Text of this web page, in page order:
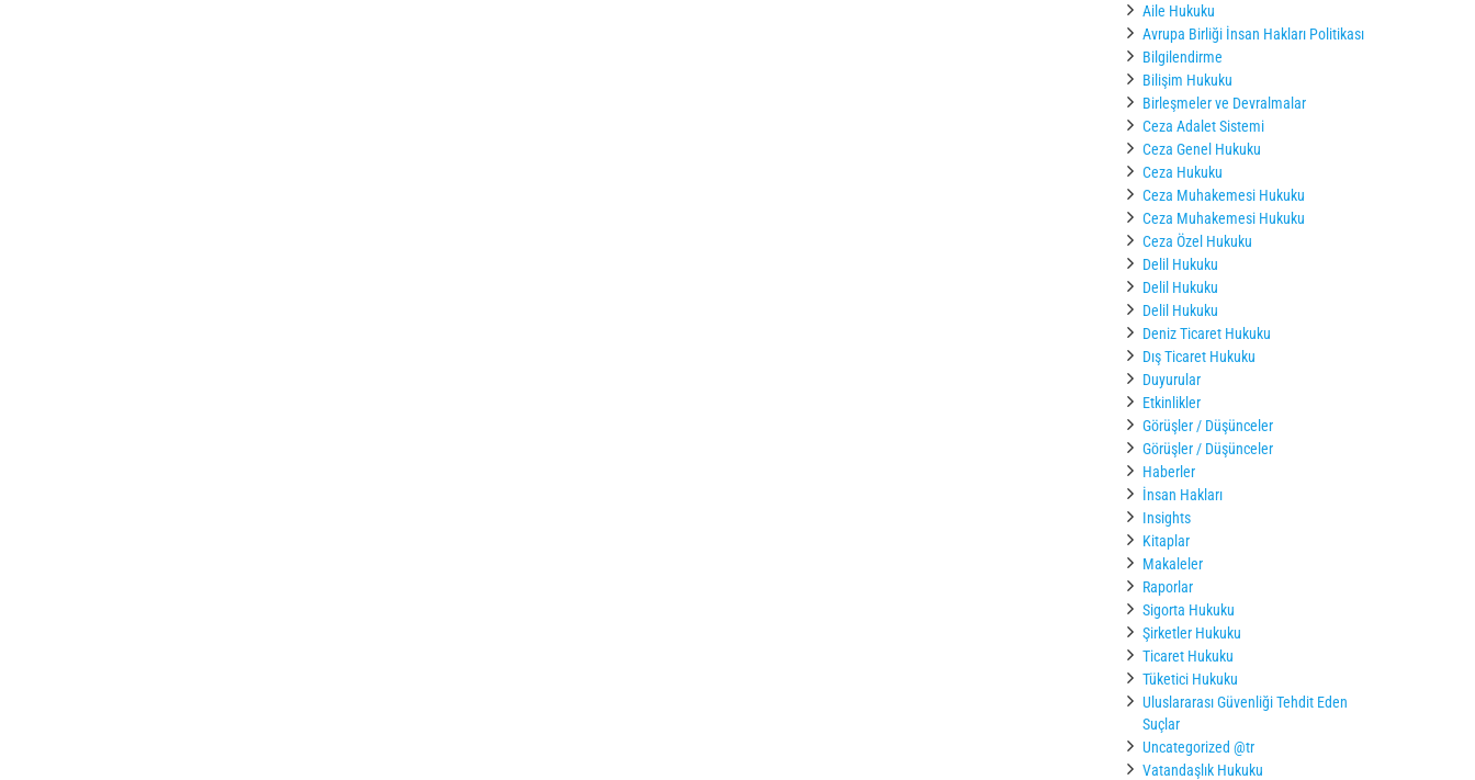
Aile Hukuku
Avrupa Birliği İnsan Hakları Politikası
Bilgilendirme
Bilişim Hukuku
Birleşmeler ve Devralmalar
Ceza Adalet Sistemi
Ceza Genel Hukuku
Ceza Hukuku
Ceza Muhakemesi Hukuku
Ceza Muhakemesi Hukuku
Ceza Özel Hukuku
Delil Hukuku
Delil Hukuku
Delil Hukuku
Deniz Ticaret Hukuku
Dış Ticaret Hukuku
Duyurular
Etkinlikler
Görüşler / Düşünceler
Görüşler / Düşünceler
Haberler
İnsan Hakları
Insights
Kitaplar
Makaleler
Raporlar
Sigorta Hukuku
Şirketler Hukuku
Ticaret Hukuku
Tüketici Hukuku
Uluslararası Güvenliği Tehdit Eden
Suçlar
Uncategorized @tr
Vatandaşlık Hukuku